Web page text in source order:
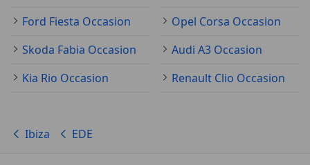
Ford Fiesta Occasion
Opel Corsa Occasion
Skoda Fabia Occasion
Audi A3 Occasion
Kia Rio Occasion
Renault Clio Occasion
Ibiza EDE